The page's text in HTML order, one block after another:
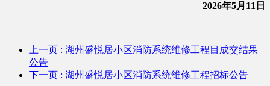
2026年5月 11 日
上一页 : 湖州盛悦居小区消防系统维修工程目成交结果
公告
下一页 : 湖州盛悦居小区消防系统维修工程招标公告